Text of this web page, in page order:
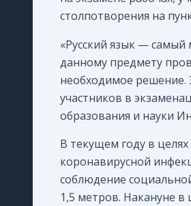
столпотворения на
«Русский язык — самый
данному предмету
необходимое решение.
участников в
образования и науки
В текущем году в
коронавирусной
соблюдение
1,5 метров. Накануне